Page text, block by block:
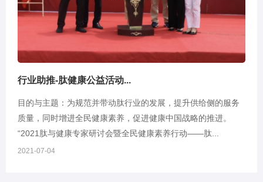
行业助推-肽健康公益活动...
目的与主题：为规范并带动肽行业的发展，提升供给侧的服务
质量，同时增进全民健康素养，促进健康中国战略的推进。
“2021肽与健康专家研讨会暨全民健康素养行动——肽...
2021-07-04